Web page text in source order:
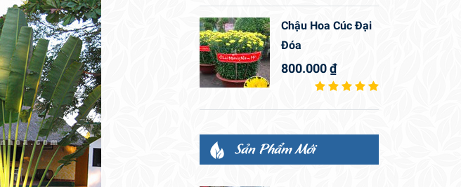
Chậu Hoa Cúc Đại
Đóa
800.000₫
Sản Phẩm Mới